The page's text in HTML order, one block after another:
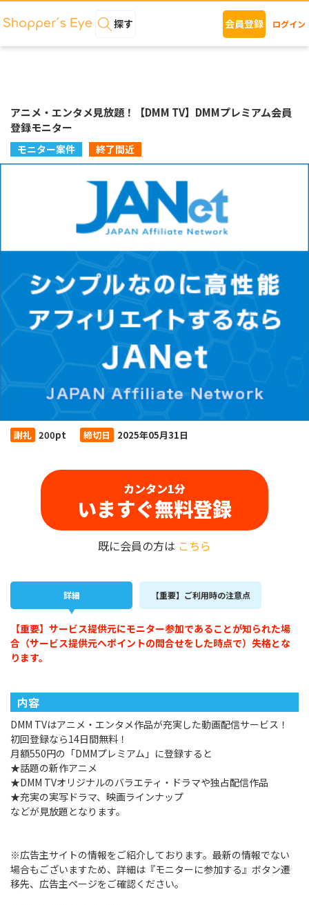
探す 会員登録 ログイン
アニメ・エンタメ見放題！【DMM TV】DMMプレミアム会員
登録モニター
モニター案件 終了間近
謝礼 200pt 締切日 2025年05月31日
カンタン1分
いますぐ無料登録
既に会員の方は こちら
詳細 【重要】ご利用時の注意点
【重要】サービス提供元にモニター参加であることが知られた場
合（サービス提供元へポイントの問合せをした時点で）失格とな
ります。
内容
DMM TVはアニメ・エンタメ作品が充実した動画配信サービス！
初回登録なら14日間無料！
月額550円の「DMMプレミアム」に登録すると
★話題の新作アニメ
★DMM TVオリジナルのバラエティ・ドラマや独占配信作品
★充実の実写ドラマ、映画ラインナップ
などが見放題となります。
※広告主サイトの情報をご紹介しております。最新の情報でない
場合もございますため、詳細は『モニターに参加する』ボタン遷
移先、広告主ページをご確認ください。